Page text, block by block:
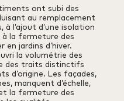
ont subi des
au remplacement
à l’ajout d’une isolation
à la fermeture des
jardins d’hiver.
la volumétrie des
des traits distinctifs
d’origine. Les façades,
manquent d’échelle,
la fermeture des